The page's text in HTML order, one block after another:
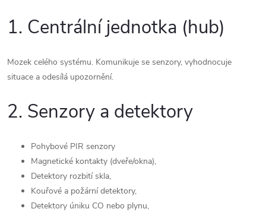
1. Centrální jednotka (hub)
Mozek celého systému. Komunikuje se senzory, vyhodnocuje
situace a odesílá upozornění.
2. Senzory a detektory
Pohybové PIR senzory
Magnetické kontakty (dveře/okna),
Detektory rozbití skla,
Kouřové a požární detektory,
Detektory úniku CO nebo plynu,